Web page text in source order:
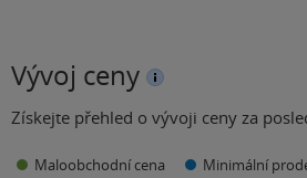
Vývoj ceny
Získejte přehled o vývoji ceny za
Maloobchodní cena Minimální